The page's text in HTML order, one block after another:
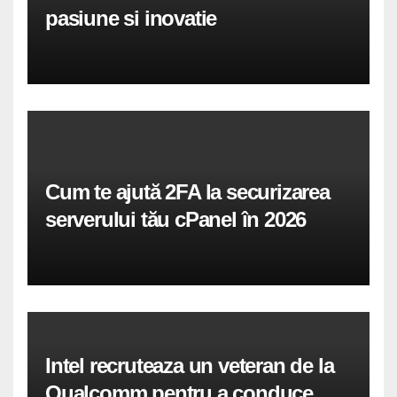
pasiune si inovatie
Cum te ajută 2FA la securizarea
serverului tău cPanel în 2026
Intel recruteaza un veteran de la